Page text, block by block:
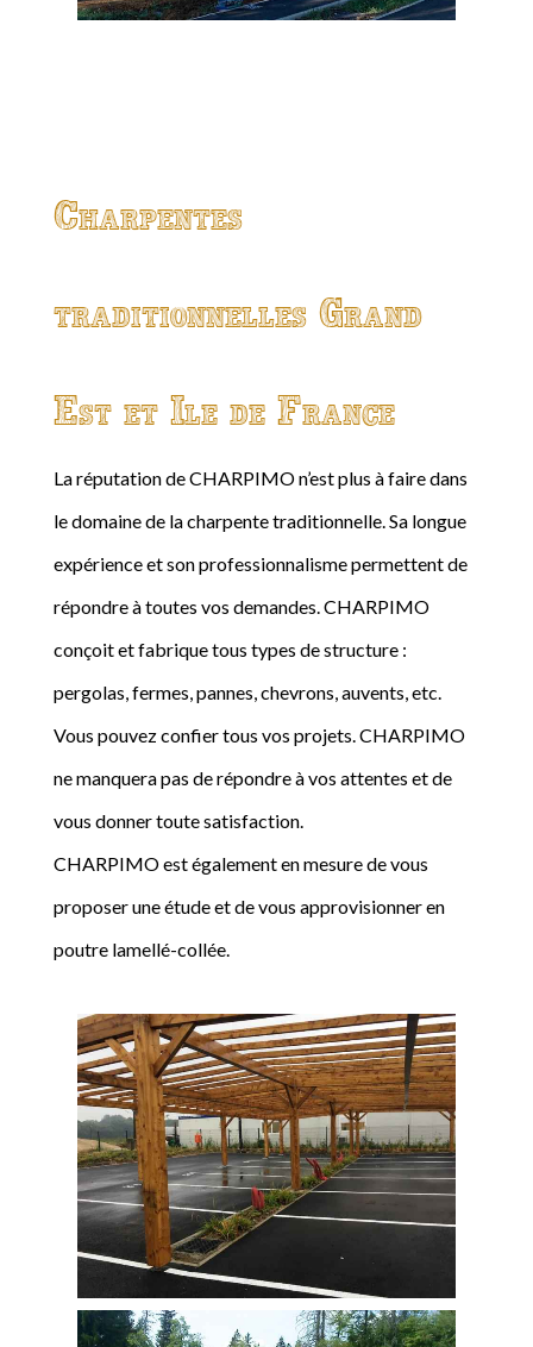
Charpentes
traditionnelles Grand
Est et Ile de France
La réputation de CHARPIMO n’est plus à faire dans
le domaine de la charpente traditionnelle. Sa longue
expérience et son professionnalisme permettent de
répondre à toutes vos demandes. CHARPIMO
conçoit et fabrique tous types de structure :
pergolas, fermes, pannes, chevrons, auvents, etc.
Vous pouvez confier tous vos projets. CHARPIMO
ne manquera pas de répondre à vos attentes et de
vous donner toute satisfaction.
CHARPIMO est également en mesure de vous
proposer une étude et de vous approvisionner en
poutre lamellé-collée.